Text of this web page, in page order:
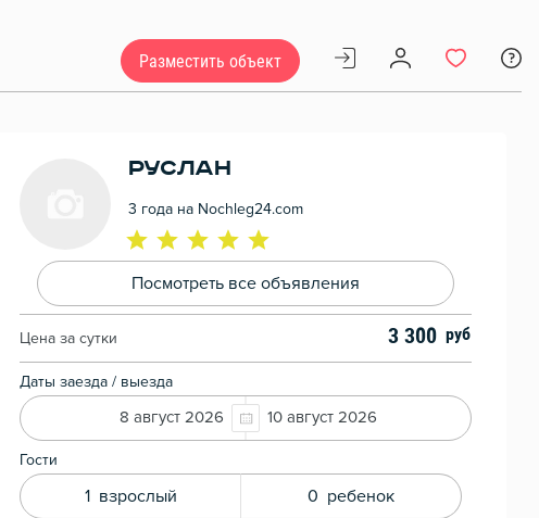
Разместить объект
Руслан
3 года на Nochleg24.com
Посмотреть все объявления
Цена за сутки 3 300
Даты заезда / выезда
8 август 2026 10 август 2026
Гости
1 взрослый 0 ребенок